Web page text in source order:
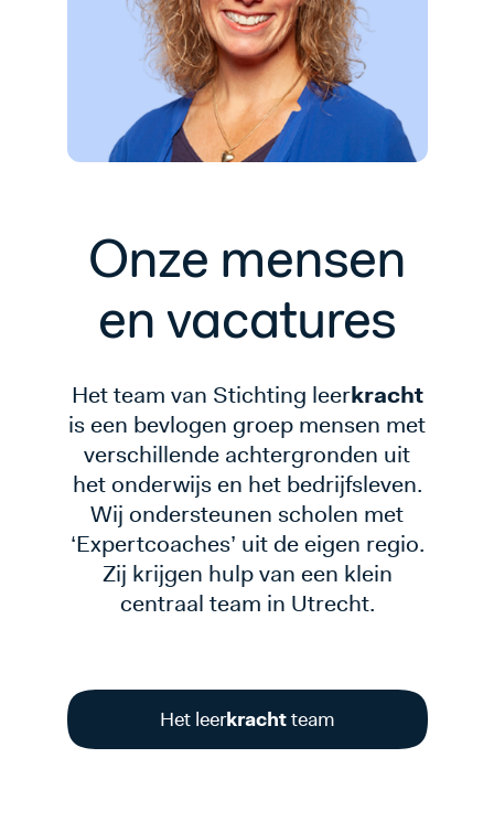
Onze mensen
en vacatures
Het team van Stichting leerkracht
is een bevlogen groep mensen met
verschillende achtergronden uit
het onderwijs en het bedrijfsleven.
Wij ondersteunen scholen met
‘Expertcoaches’ uit de eigen regio.
Zij krijgen hulp van een klein
centraal team in Utrecht.
Het leerkrachtteam